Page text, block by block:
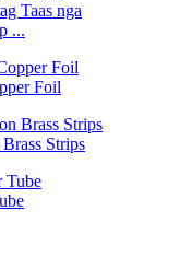
Taas nga
...
Foil
Strips